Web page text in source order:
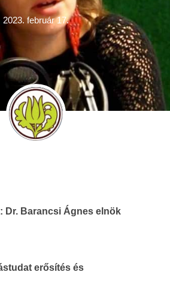
2023. február 17.
Dr. Barancsi Ágnes elnök
erősítés és